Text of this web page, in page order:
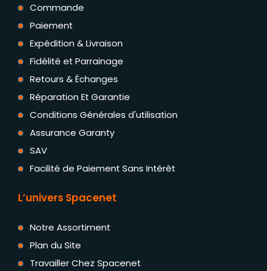
Commande
Paiement
Expédition & Livraison
Fidélité et Parrainage
Retours & Échanges
Réparation Et Garantie
Conditions Générales d'utilisation
Assurance Garanty
SAV
Facilité de Paiement Sans Intérêt
L’univers Spacenet
Notre Assortiment
Plan du Site
Travailler Chez Spacenet